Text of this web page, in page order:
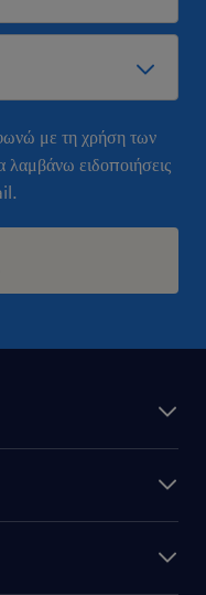
με τη χρήση των
ειδοποιήσεις